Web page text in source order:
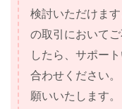
検討いただけま
の取引において
したら、サポー
合わせください
願いいたします。